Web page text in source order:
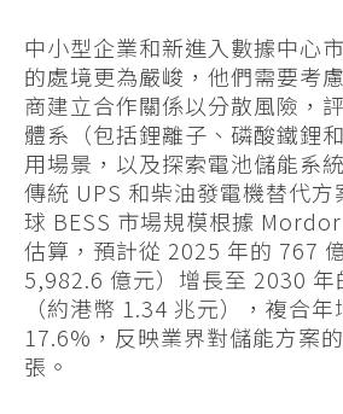
中小型企業和新進入數據中心
的處境更為嚴峻，他們需要考
商建立合作關係以分散風險，
體系（包括鋰離子、磷酸鐵鋰
用場景，以及探索電池儲能系
傳統 UPS 和柴油發電機替代方
球 BESS 市場規模根據
估算，預計從 2025 年的 767
5,982.6 億元）增長至 2030
（約港幣 1.34 兆元），複合
17.6%，反映業界對儲能方案
張。